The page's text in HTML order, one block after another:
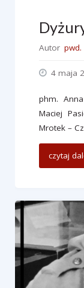
Autor pwd.
4 maja
phm.
Maciej
Mrotek –
czytaj